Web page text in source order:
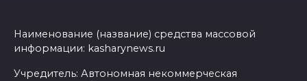
Наименование (название) средства массовой
информации: kasharynews.ru
Учредитель: Автономная некоммерческая